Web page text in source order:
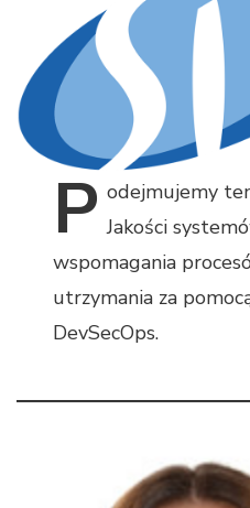
P odejmujemy
Jakości
wspomagania
utrzymania za
DevSecOps.